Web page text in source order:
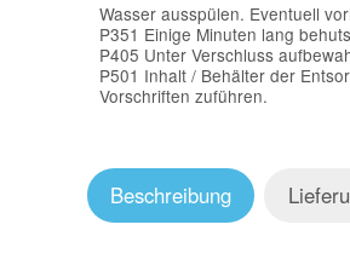
Wasser ausspülen. Eventuell
P351 Einige Minuten lang
P405 Unter Verschluss
P501 Inhalt / Behälter der
Vorschriften zuführen.
Beschreibung